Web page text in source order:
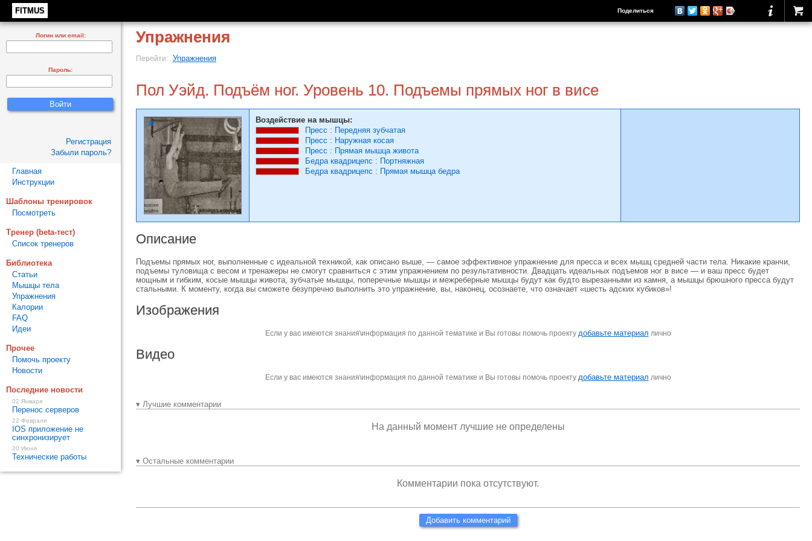
FITMUS Поделиться
Упражнения
Перейти: Упражнения
Пол Уэйд. Подъём ног. Уровень 10. Подъемы прямых ног в висе
Воздействие на мышцы:
Пресс : Передняя зубчатая
Пресс : Наружная косая
Пресс : Прямая мышца живота
Бедра квадрицепс : Портняжная
Бедра квадрицепс : Прямая мышца бедра
Описание
Подъемы прямых ног, выполненные с идеальной техникой, как описано выше, — самое эффективное упражнение для пресса и всех мышц средней части тела. Никакие кранчи,
подъемы туловища с весом и тренажеры не смогут сравниться с этим упражнением по результативности. Двадцать идеальных подъемов ног в висе — и ваш пресс будет
мощным и гибким, косые мышцы живота, зубчатые мышцы, поперечные мышцы и межреберные мышцы будут как будто вырезанными из камня, а мышцы брюшного пресса будут
стальными. К моменту, когда вы сможете безупречно выполнить это упражнение, вы, наконец, осознаете, что означает «шесть адских кубиков»!
Изображения
Если у вас имеются знания\информация по данной тематике и Вы готовы помочь проекту добавьте материал лично
Видео
Если у вас имеются знания\информация по данной тематике и Вы готовы помочь проекту добавьте материал лично
▾ Лучшие комментарии
На данный момент лучшие не определены
▾ Остальные комментарии
Комментарии пока отсутствуют.
Добавить комментарий
Логин или email:
Пароль:
Регистрация
Забыли пароль?
Главная
Инструкции
Шаблоны тренировок
Посмотреть
Тренер (beta-тест)
Список тренеров
Библиотека
Статьи
Мышцы тела
Упражнения
Калории
FAQ
Идеи
Прочее
Помочь проекту
Новости
Последние новости
02 Января
Перенос серверов
22 Февраля
IOS приложение не
синхронизирует
20 Июня
Технические работы